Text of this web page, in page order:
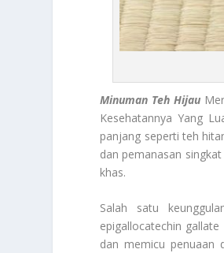
Minuman Teh Hijau
Kesehatannya Yang
panjang seperti teh
dan pemanasan
khas.
Salah satu
epigallocatechin
dan memicu penuaan